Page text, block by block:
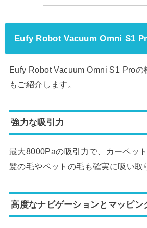
Eufy Robot Vacuum Omni S1
Eufy Robot Vacuum Omni S1 Proの
もご紹介します。
強力な吸引力
最大8000Paの吸引力で、カーペッ
髪の毛やペットの毛も確実に吸い取
高度なナビゲーションとマッピン